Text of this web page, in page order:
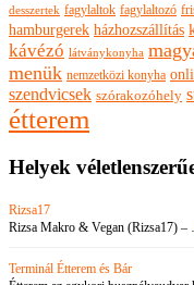
desszertek fagylaltok fagylaltozó
hamburgerek házhozszállítás
kávézó látványkonyha
menük nemzetközi konyha
szendvicsek szórakozóhely
étterem
Helyek
Rizsa17
Rizsa Makro & Vegan (Rizsa17)
Terminál Étterem és Bár